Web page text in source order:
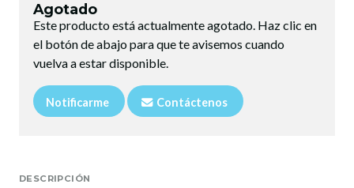
Agotado
Este producto está actualmente agotado. Haz clic en
el botón de abajo para que te avisemos cuando
vuelva a estar disponible.
Notificarme Contáctenos
DESCRIPCIÓN